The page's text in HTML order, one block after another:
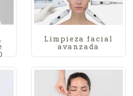
Limpieza facial
avanzada